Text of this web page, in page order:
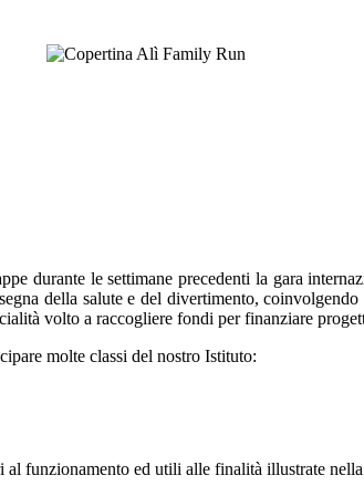
durante le settimane precedenti la gara
della salute e del divertimento,
volto a raccogliere fondi per finanziare
molte classi del nostro Istituto:
funzionamento ed utili alle finalità illustrate nella